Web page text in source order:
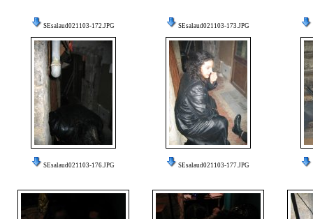
SEsalaud021103-172.JPG SEsalaud021103-173.JPG
SEsalaud021103-176.JPG SEsalaud021103-177.JPG